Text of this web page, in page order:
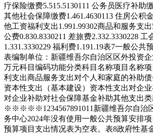
疗保险缴费5.51 5.51301 11 公务员医疗补助
其他社会保障缴费1.461.46301 13 住房公积金
他工资福利支出1.991.99302商品和服务支出
公费0.830.8330211 差旅费2.332.3330228 工
1.331.3330229 福利费1.191.19表7一般公共
表编制单位：新疆维吾尔自治区区外投资
万元科目编码功能分类科目名称项目名称
利支出商品服务支出对个人和家庭的补助
资本性支出（基本建设） 资本性支出对企业
对企业补助对社会保障基金补助其他支出类
※ ※ ※ ※ ※1 234567891011 新疆维吾尔自治
务中心2024年没有使用一般公共预算安排
预算项目支出情况表为空表。 表8政府性基